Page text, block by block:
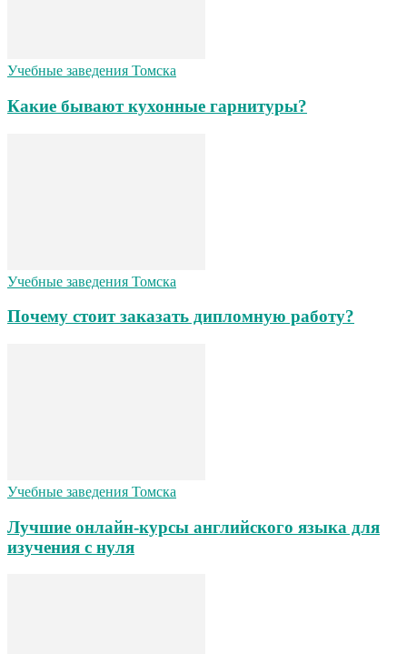
Учебные заведения Томска
Какие бывают кухонные гарнитуры?
Учебные заведения Томска
Почему стоит заказать дипломную работу?
Учебные заведения Томска
Лучшие онлайн-курсы английского языка для
изучения с нуля